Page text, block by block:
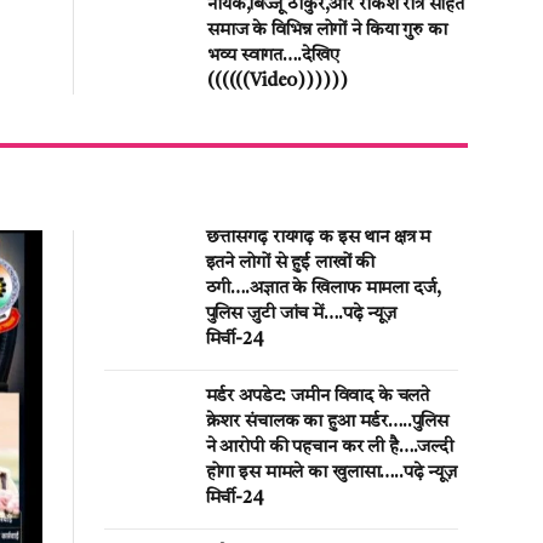
नायक,बिज्जू ठाकुर,और राकेश रात्रे सहित
समाज के विभिन्न लोगों ने किया गुरु का
भव्य स्वागत….देखिए
((((((Video))))))
छत्तीसगढ़ रायगढ़ के इस थाने क्षेत्र में
इतने लोगों से हुई लाखों की
ठगी….अज्ञात के खिलाफ मामला दर्ज,
पुलिस जुटी जांच में….पढ़े न्यूज़
मिर्ची-24
मर्डर अपडेट: जमीन विवाद के चलते
क्रेशर संचालक का हुआ मर्डर…..पुलिस
ने आरोपी की पहचान कर ली है….जल्दी
होगा इस मामले का खुलासा…..पढ़े न्यूज़
मिर्ची-24